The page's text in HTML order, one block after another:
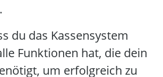
du das Kassensystem
Funktionen hat, die dein
um erfolgreich zu